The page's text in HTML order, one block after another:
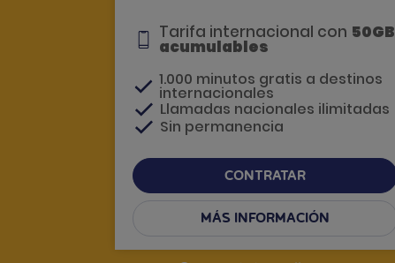
Tarifa internacional con 50GB
acumulables
1.000 minutos gratis a destinos
internacionales
Llamadas nacionales ilimitadas
Sin permanencia
CONTRATAR
MÁS INFORMACIÓN